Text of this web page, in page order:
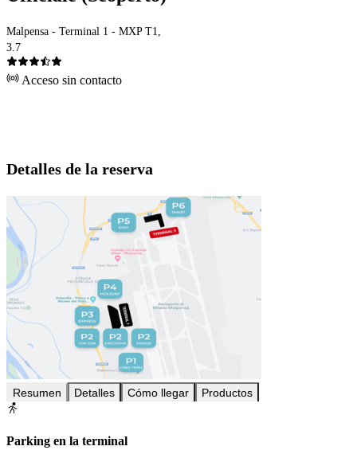
Malpensa - Terminal 1 - MXP T1,
3.7
Acceso sin contacto
Detalles de la reserva
Resumen Detalles Cómo llegar Productos
Parking en la terminal